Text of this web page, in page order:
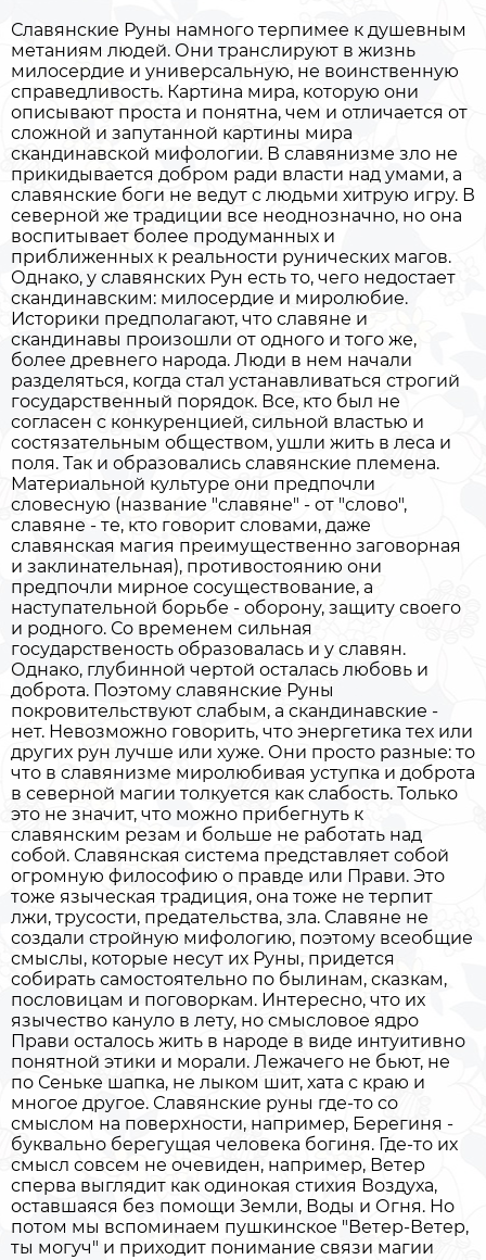
Славянские Руны намного терпимее к душевным
метаниям людей. Они транслируют в жизнь
милосердие и универсальную, не воинственную
справедливость. Картина мира, которую они
описывают проста и понятна, чем и отличается от
сложной и запутанной картины мира
скандинавской мифологии. В славянизме зло не
прикидывается добром ради власти над умами, а
славянские боги не ведут с людьми хитрую игру. В
северной же традиции все неоднозначно, но она
воспитывает более продуманных и
приближенных к реальности рунических магов.
Однако, у славянских Рун есть то, чего недостает
скандинавским: милосердие и миролюбие.
Историки предполагают, что славяне и
скандинавы произошли от одного и того же,
более древнего народа. Люди в нем начали
разделяться, когда стал устанавливаться строгий
государственный порядок. Все, кто был не
согласен с конкуренцией, сильной властью и
состязательным обществом, ушли жить в леса и
поля. Так и образовались славянские племена.
Материальной культуре они предпочли
словесную (название "славяне" - от "слово",
славяне - те, кто говорит словами, даже
славянская магия преимущественно заговорная
и заклинательная), противостоянию они
предпочли мирное сосуществование, а
наступательной борьбе - оборону, защиту своего
и родного. Со временем сильная
государственость образовалась и у славян.
Однако, глубинной чертой осталась любовь и
доброта. Поэтому славянские Руны
покровительствуют слабым, а скандинавские -
нет. Невозможно говорить, что энергетика тех или
других рун лучше или хуже. Они просто разные: то
что в славянизме миролюбивая уступка и доброта
в северной магии толкуется как слабость. Только
это не значит, что можно прибегнуть к
славянским резам и больше не работать над
собой. Славянская система представляет собой
огромную философию о правде или Прави. Это
тоже языческая традиция, она тоже не терпит
лжи, трусости, предательства, зла. Славяне не
создали стройную мифологию, поэтому всеобщие
смыслы, которые несут их Руны, придется
собирать самостоятельно по былинам, сказкам,
пословицам и поговоркам. Интересно, что их
язычество кануло в лету, но смысловое ядро
Прави осталось жить в народе в виде интуитивно
понятной этики и морали. Лежачего не бьют, не
по Сеньке шапка, не лыком шит, хата с краю и
многое другое. Славянские руны где-то со
смыслом на поверхности, например, Берегиня -
буквально берегущая человека богиня. Где-то их
смысл совсем не очевиден, например, Ветер
сперва выглядит как одинокая стихия Воздуха,
оставшаяся без помощи Земли, Воды и Огня. Но
потом мы вспоминаем пушкинское "Ветер-Ветер,
ты могуч" и приходит понимание связи магии